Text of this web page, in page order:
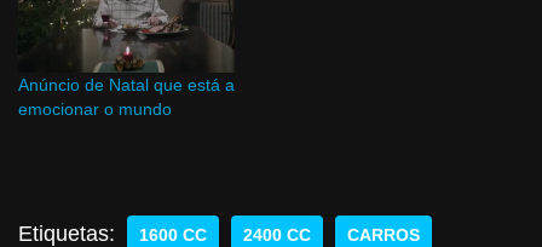
Anúncio de Natal que está a
emocionar o mundo
Etiquetas: 1600 CC 2400 CC CARROS